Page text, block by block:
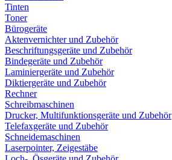
Tinten
Toner
Bürogeräte
Aktenvernichter und Zubehör
Beschriftungsgeräte und Zubehör
Bindegeräte und Zubehör
Laminiergeräte und Zubehör
Diktiergeräte und Zubehör
Rechner
Schreibmaschinen
Drucker, Multifunktionsgeräte und Zubehör
Telefaxgeräte und Zubehör
Schneidemaschinen
Laserpointer, Zeigestäbe